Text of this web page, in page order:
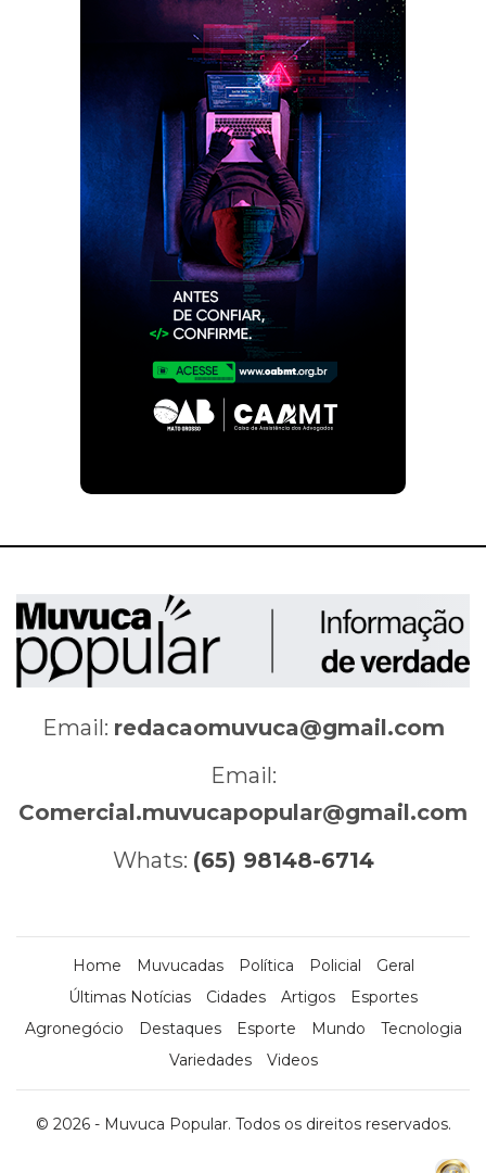
Email: redacaomuvuca@gmail.com
Email:
Comercial.muvucapopular@gmail.com
Whats: (65) 98148-6714
Home Muvucadas Política Policial
Geral
Últimas Notícias
Cidades Artigos
Esportes
Agronegócio
Destaques Esporte Mundo
Tecnologia
Variedades
Videos
© 2026 - Muvuca Popular. Todos os direitos reservados.